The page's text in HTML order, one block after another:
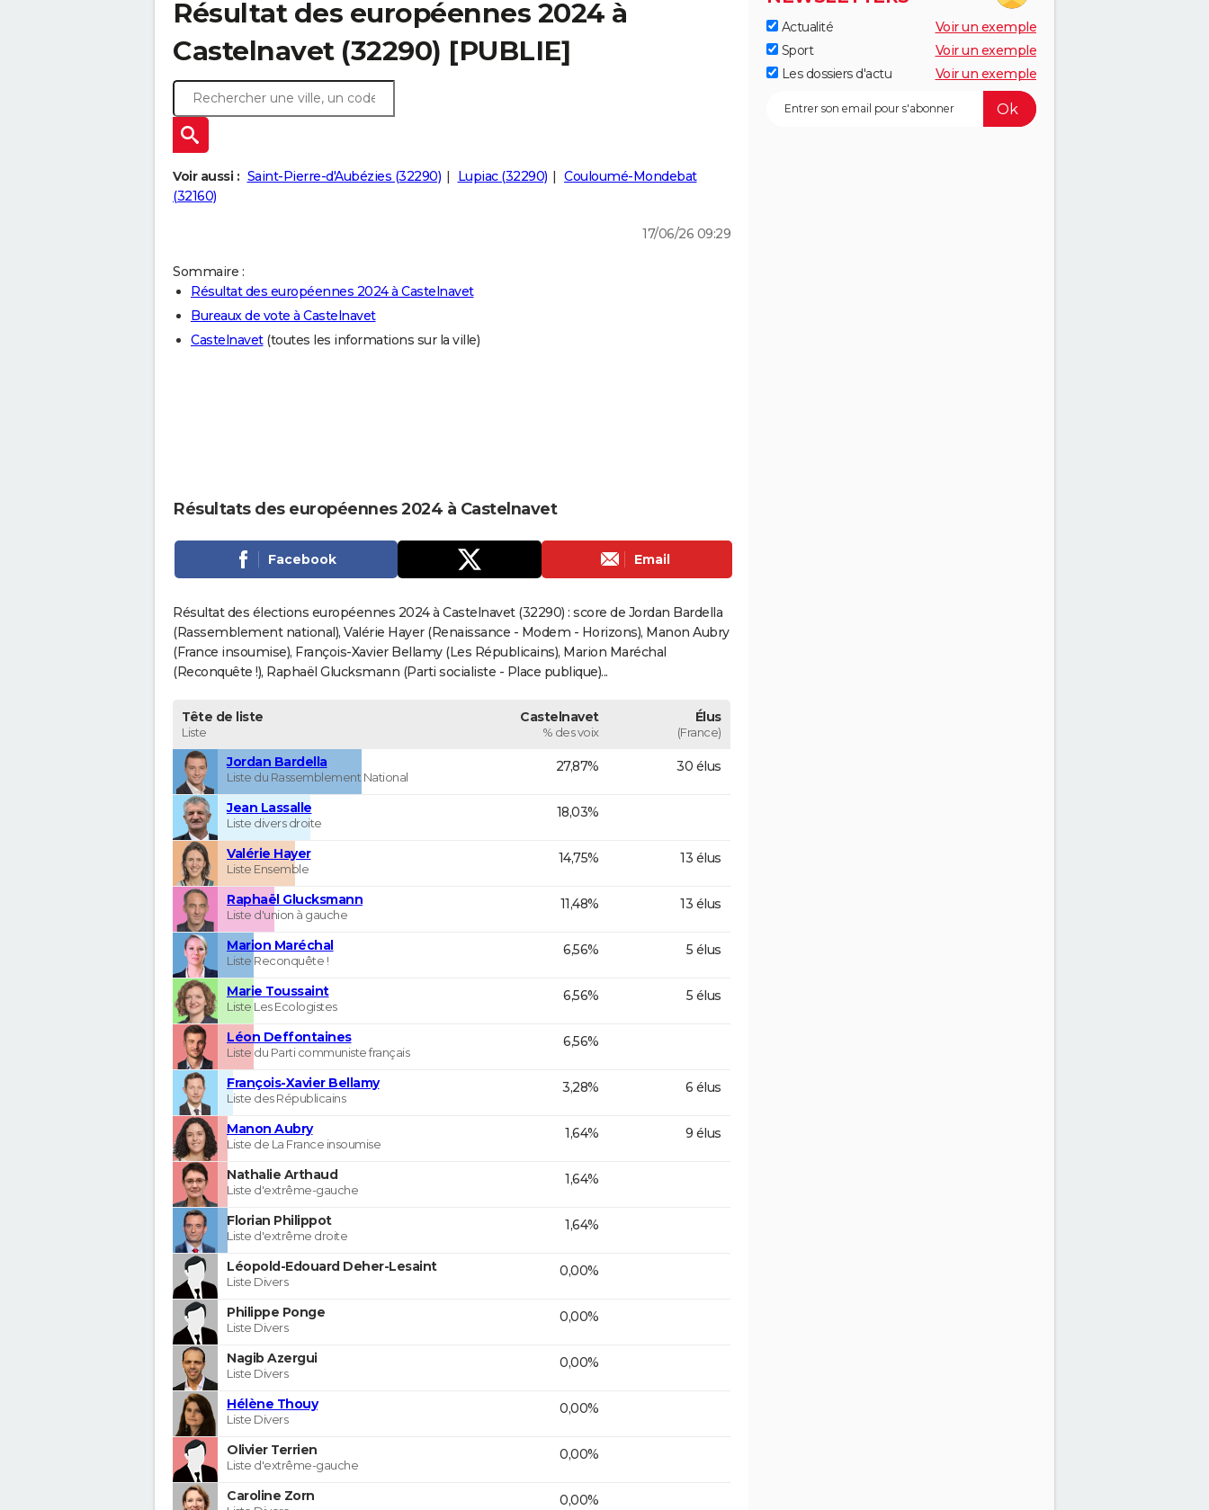
Résultat des européennes 2024 à
Castelnavet (32290) [PUBLIE]
Voir aussi : Saint-Pierre-d'Aubézies (32290) Lupiac (32290)
Couloumé-Mondebat
(32160)
17/06/26 09:29
Sommaire :
Résultat des européennes 2024 à Castelnavet
Bureaux de vote à Castelnavet
Castelnavet(toutes les informations sur la ville)
Résultats des européennes 2024 à Castelnavet
Facebook Email
Résultat des élections européennes 2024 à Castelnavet (32290) : score de Jordan Bardella
(Rassemblement national), Valérie Hayer (Renaissance - Modem - Horizons), Manon Aubry
(France insoumise), François-Xavier Bellamy (Les Républicains), Marion Maréchal
(Reconquête !), Raphaël Glucksmann (Parti socialiste - Place publique)...
Tête de liste
Liste
Castelnavet
% des voix
Élus
(France)
Jordan Bardella
Liste du Rassemblement National
27,87% 30 élus
Jean Lassalle
Liste divers droite
18,03%
Valérie Hayer
Liste Ensemble
14,75% 13 élus
Raphaël Glucksmann
Liste d'union à gauche
11,48% 13 élus
Marion Maréchal
Liste Reconquête !
6,56% 5 élus
Marie Toussaint
Liste Les Ecologistes
6,56% 5 élus
Léon Deffontaines
Liste du Parti communiste français
6,56%
François-Xavier Bellamy
Liste des Républicains
3,28% 6 élus
Manon Aubry
Liste de La France insoumise
1,64% 9 élus
Nathalie Arthaud
Liste d'extrême-gauche
1,64%
Florian Philippot
Liste d'extrême droite
1,64%
Léopold-Edouard Deher-Lesaint
Liste Divers
0,00%
Philippe Ponge
Liste Divers
0,00%
Nagib Azergui
Liste Divers
0,00%
Hélène Thouy
Liste Divers
0,00%
Olivier Terrien
Liste d'extrême-gauche
0,00%
Caroline Zorn 0,00%
Actualité
Voir un exemple
Sport
Voir un exemple
Les dossiers d'actu
Voir un exemple